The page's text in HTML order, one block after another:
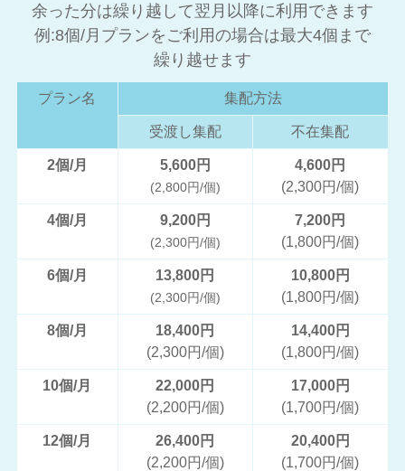
余った分は繰り越して翌月以降に利用できます
例:8個/月プランをご利用の場合は最大4個まで
繰り越せます
プラン名 集配方法
受渡し集配 不在集配
2個/月 5,600円
(2,800円/個)
4,600円
(2,300円/個)
4個/月 9,200円
(2,300円/個)
7,200円
(1,800円/個)
6個/月 13,800円
(2,300円/個)
10,800円
(1,800円/個)
8個/月
18,400円
(2,300円/個)
14,400円
(1,800円/個)
10個/月
22,000円
(2,200円/個)
17,000円
(1,700円/個)
12個/月
26,400円
(2,200円/個)
20,400円
(1,700円/個)